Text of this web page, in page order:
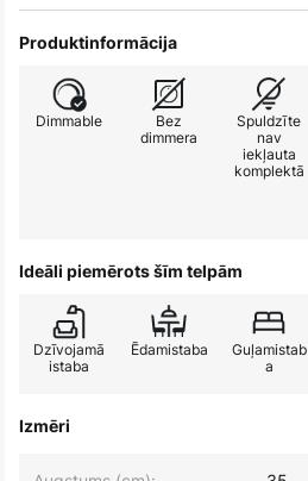
Produktinformācija
Dimmable
Bez
dimmera
Spuldzīte
nav
iekļauta
komplektā
Ideāli piemērots šīm telpām
Dzīvojamā
istaba
Ēdamistaba
Guļamistab
a
Izmēri